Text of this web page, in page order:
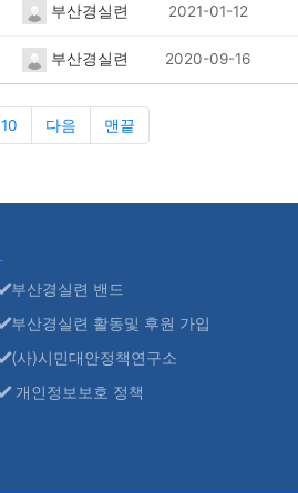
부산경실련 2021-01-12
부산경실련 2020-09-16
10 다음 맨끝
부산경실련 밴드
부산경실련 활동및 후원 가입
(사)시민대안정책연구소
개인정보보호 정책